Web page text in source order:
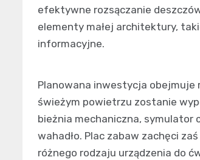
efektywne rozsączanie
elementy małej architektury,
informacyjne.
Planowana inwestycja obejmuje
świeżym powietrzu zostanie
bieżnia mechaniczna, symulator
wahadło. Plac zabaw zachęci
różnego rodzaju urządzenia do